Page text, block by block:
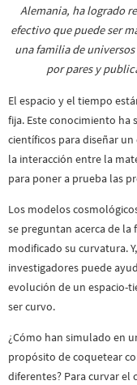
Alemania, ha logrado
efectivo que puede ser
una familia de
por pares y
El espacio y el tiempo
fija. Este conocimiento
científicos para diseñar
la interacción entre la
para poner a prueba las
Los modelos
se preguntan acerca de la
modificado su curvatura.
investigadores puede
evolución de un espacio-
ser curvo.
¿Cómo han simulado en
propósito de coquetear
diferentes? Para curvar